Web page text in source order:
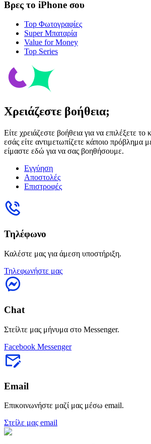
Βρες το iPhone σου
Top Φωτογραφίες
Super Μπαταρία
Value for Money
Top Series
Χρειάζεστε βοήθεια;
Είτε χρειάζεστε βοήθεια για να επιλέξετε το
εσάς είτε αντιμετωπίζετε κάποιο πρόβλημα
είμαστε εδώ για να σας βοηθήσουμε.
Εγγύηση
Αποστολές
Επιστροφές
Τηλέφωνο
Καλέστε μας για άμεση υποστήριξη.
Τηλεφωνήστε μας
Chat
Στείλτε μας μήνυμα στο Messenger.
Facebook Messenger
Email
Επικοινωνήστε μαζί μας μέσω email.
Στείλε μας email